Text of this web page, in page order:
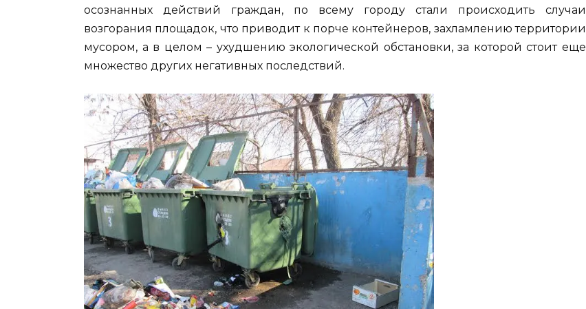
осознанных действий граждан, по всему городу стали происходить случаи
возгорания площадок, что приводит к порче контейнеров, захламлению территории
мусором, а в целом – ухудшению экологической обстановки, за которой стоит еще
множество других негативных последствий.